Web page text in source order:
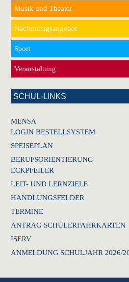
Musik und Theater
Nachmittagsangebot
Sport
Veranstaltung
SCHUL-LINKS
MENSA
LOGIN BESTELLSYSTEM
SPEISEPLAN
BERUFSORIENTIERUNG
ECKPFEILER
LEIT- UND LERNZIELE
HANDLUNGSFELDER
TERMINE
ANTRAG SCHÜLERFAHRKARTEN
ISERV
ANMELDUNG SCHULJAHR 2026/